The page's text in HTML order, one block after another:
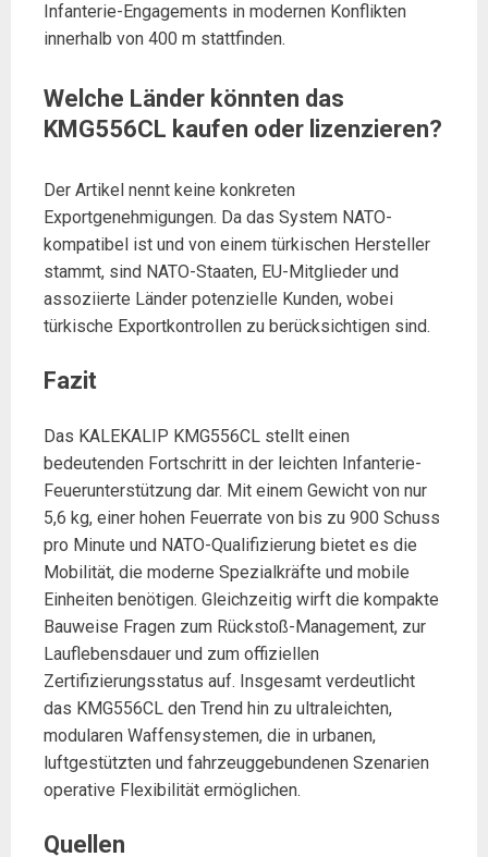
Infanterie-Engagements in modernen Konflikten
innerhalb von 400 m stattfinden.
Welche Länder könnten das
KMG556CL kaufen oder lizenzieren?
Der Artikel nennt keine konkreten
Exportgenehmigungen. Da das System NATO-
kompatibel ist und von einem türkischen Hersteller
stammt, sind NATO-Staaten, EU-Mitglieder und
assoziierte Länder potenzielle Kunden, wobei
türkische Exportkontrollen zu berücksichtigen sind.
Fazit
Das KALEKALIP KMG556CL stellt einen
bedeutenden Fortschritt in der leichten Infanterie-
Feuerunterstützung dar. Mit einem Gewicht von nur
5,6 kg, einer hohen Feuerrate von bis zu 900 Schuss
pro Minute und NATO-Qualifizierung bietet es die
Mobilität, die moderne Spezialkräfte und mobile
Einheiten benötigen. Gleichzeitig wirft die kompakte
Bauweise Fragen zum Rückstoß-Management, zur
Lauflebensdauer und zum offiziellen
Zertifizierungsstatus auf. Insgesamt verdeutlicht
das KMG556CL den Trend hin zu ultraleichten,
modularen Waffensystemen, die in urbanen,
luftgestützten und fahrzeuggebundenen Szenarien
operative Flexibilität ermöglichen.
Quellen